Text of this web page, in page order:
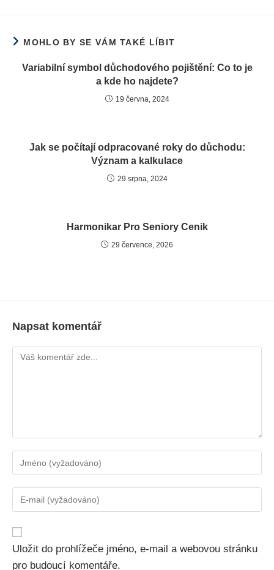
MOHLO BY SE VÁM TAKÉ LÍBIT
Variabilní symbol důchodového pojištění: Co to je
a kde ho najdete?
19 června, 2024
Jak se počítají odpracované roky do důchodu:
Význam a kalkulace
29 srpna, 2024
Harmonikar Pro Seniory Cenik
29 července, 2026
Napsat komentář
Uložit do prohlížeče jméno, e-mail a webovou stránku
pro budoucí komentáře.